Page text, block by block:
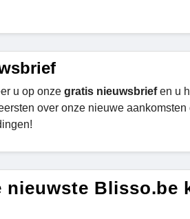
u op onzegratis nieuwsbriefen u
over onze nieuwe aankomsten
nieuwste Blisso.be